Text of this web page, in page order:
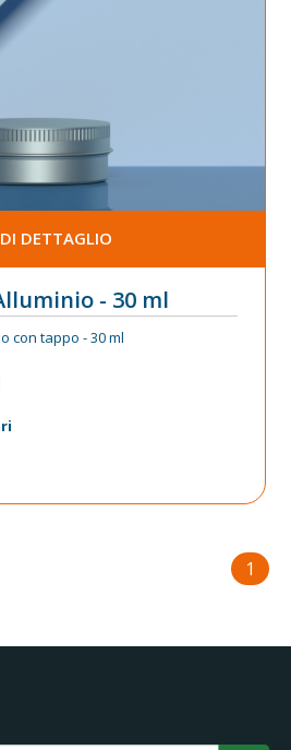
DETTAGLIO
- 30 ml
con tappo - 30 ml
1